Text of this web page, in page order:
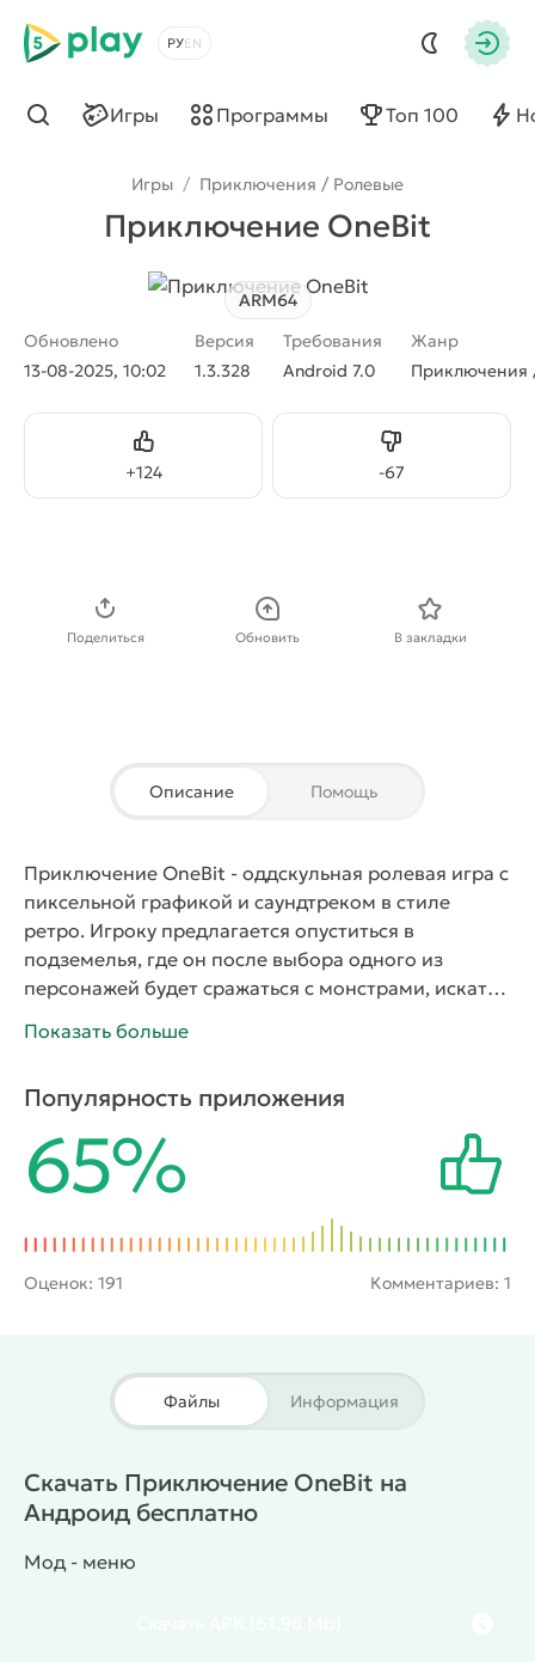
5play
Выбрать язык
Игры Программы Топ 100
Найти
Игры / Приключения / Ролевые
Приключение OneBit
ARM64
Обновлено
13-08-2025, 10:02
Версия
1.3.328
Требования
Android 7.0
Жанр
Приключения
+124
Нравится -67
Не нравится
Поделиться Обновить В закладки
Описание Помощь
Приключение OneBit - оддскульная ролевая игра с
пиксельной графикой и саундтреком в стиле
ретро. Игроку предлагается опуститься в
подземелья, где он после выбора одного из
персонажей будет сражаться с монстрами, искать
характеристики и боевые навыки. Среди
некромант и пиромант. Каждый из них имеет свои
особенности и способности, которые нужно
использовать во время продвижения по
подземным катакомбам.
Показать больше
Популярность приложения
65%
Оценок: 191 Комментариев: 1
Файлы Информация
Скачать Приключение OneBit на
Андроид бесплатно
Мод - меню